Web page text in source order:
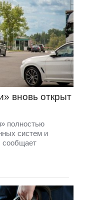
вновь открыт
полностью
систем и
сообщает